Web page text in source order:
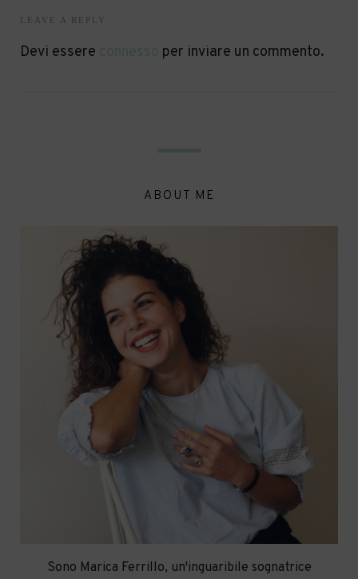
LEAVE A REPLY
Devi essere per inviare un commento.
ABOUT ME
Sono Marica Ferrillo, un'inguaribile sognatrice